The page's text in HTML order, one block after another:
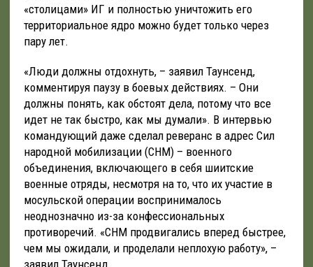
«столицами» ИГ и полностью уничтожить его
территориальное ядро можно будет только через
пару лет.
«Люди должны отдохнуть, – заявил Таунсенд,
комментируя паузу в боевых действиях. – Они
должны понять, как обстоят дела, потому что все
идет не так быстро, как мы думали». В интервью
командующий даже сделал реверанс в адрес Сил
народной мобилизации (СНМ) – военного
объединения, включающего в себя шиитские
военные отряды, несмотря на то, что их участие в
мосульской операции воспринималось
неоднозначно из-за конфессиональных
противоречий. «СНМ продвигались вперед быстрее,
чем мы ожидали, и проделали неплохую работу», –
заявил Таунсенд.